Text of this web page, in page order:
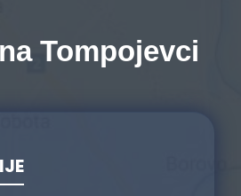
Tompojevci